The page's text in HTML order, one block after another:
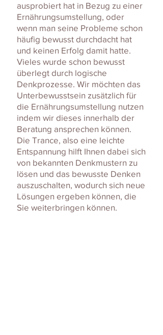
ausprobiert hat in Bezug zu einer
Ernährungsumstellung, oder
wenn man seine Probleme schon
häufig bewusst durchdacht hat
und keinen Erfolg damit hatte.
Vieles wurde schon bewusst
überlegt durch logische
Denkprozesse. Wir möchten das
Unterbewusstsein zusätzlich für
die Ernährungsumstellung nutzen
indem wir dieses innerhalb der
Beratung ansprechen können.
Die Trance, also eine leichte
Entspannung hilft Ihnen dabei sich
von bekannten Denkmustern zu
lösen und das bewusste Denken
auszuschalten, wodurch sich neue
Lösungen ergeben können, die
Sie weiterbringen können.